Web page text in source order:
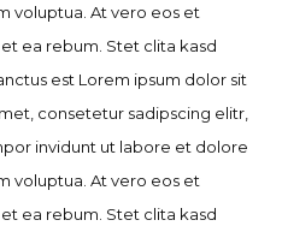
voluptua. At vero eos et
ea rebum. Stet clita kasd
est Lorem ipsum dolor sit
consetetur sadipscing elitr,
invidunt ut labore et dolore
voluptua. At vero eos et
ea rebum. Stet clita kasd